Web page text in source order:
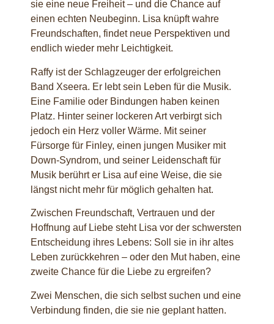
sie eine neue Freiheit – und die Chance auf
einen echten Neubeginn. Lisa knüpft wahre
Freundschaften, findet neue Perspektiven und
endlich wieder mehr Leichtigkeit.
Raffy ist der Schlagzeuger der erfolgreichen
Band Xseera. Er lebt sein Leben für die Musik.
Eine Familie oder Bindungen haben keinen
Platz. Hinter seiner lockeren Art verbirgt sich
jedoch ein Herz voller Wärme. Mit seiner
Fürsorge für Finley, einen jungen Musiker mit
Down-Syndrom, und seiner Leidenschaft für
Musik berührt er Lisa auf eine Weise, die sie
längst nicht mehr für möglich gehalten hat.
Zwischen Freundschaft, Vertrauen und der
Hoffnung auf Liebe steht Lisa vor der schwersten
Entscheidung ihres Lebens: Soll sie in ihr altes
Leben zurückkehren – oder den Mut haben, eine
zweite Chance für die Liebe zu ergreifen?
Zwei Menschen, die sich selbst suchen und eine
Verbindung finden, die sie nie geplant hatten.